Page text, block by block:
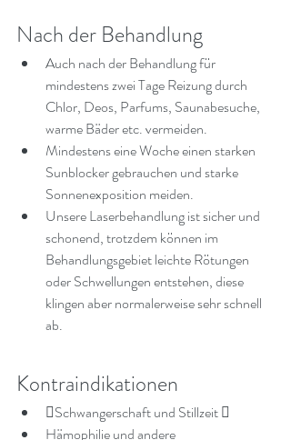
Nach der Behandlung
Auch nach der Behandlung für
mindestens zwei Tage Reizung durch
Chlor, Deos, Parfums, Saunabesuche,
warme Bäder etc. vermeiden.
Mindestens eine Woche einen starken
Sunblocker gebrauchen und starke
Sonnenexposition meiden.
Unsere Laserbehandlung ist sicher und
schonend, trotzdem können im
Behandlungsgebiet leichte Rötungen
oder Schwellungen entstehen, diese
klingen aber normalerweise sehr schnell
ab.
Kontraindikationen
Schwangerschaft und Stillzeit 
Hämophilie und andere